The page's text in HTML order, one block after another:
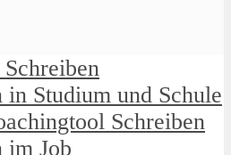
in Studium und Schule
Schreiben
im Job